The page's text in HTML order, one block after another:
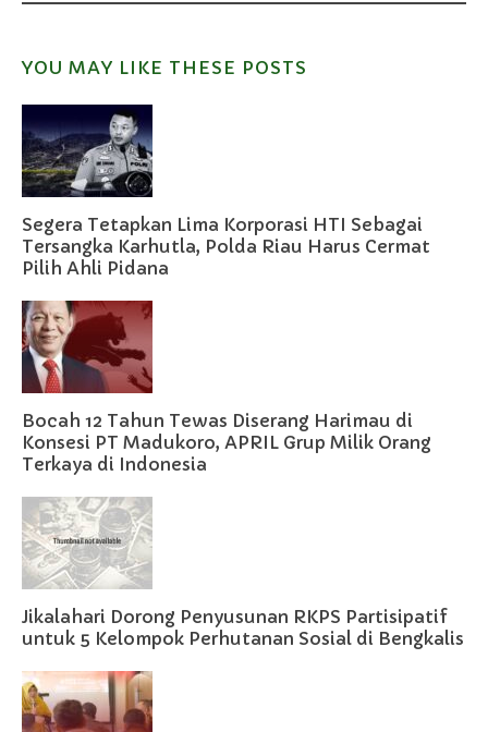
YOU MAY LIKE THESE POSTS
Segera Tetapkan Lima Korporasi HTI Sebagai
Tersangka Karhutla, Polda Riau Harus Cermat
Pilih Ahli Pidana
Bocah 12 Tahun Tewas Diserang Harimau di
Konsesi PT Madukoro, APRIL Grup Milik Orang
Terkaya di Indonesia
Jikalahari Dorong Penyusunan RKPS Partisipatif
untuk 5 Kelompok Perhutanan Sosial di Bengkalis